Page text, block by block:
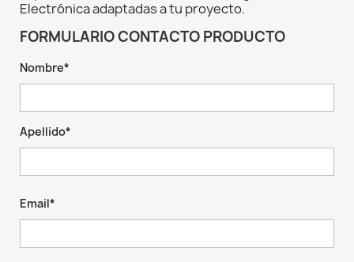
Electrónica adaptadas a tu proyecto.
FORMULARIO CONTACTO PRODUCTO
Nombre*
Apellido*
Email*